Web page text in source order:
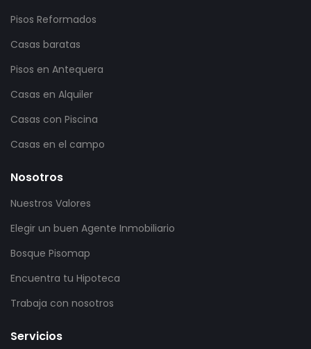
Pisos Reformados
Casas baratas
Pisos en Antequera
Casas en Alquiler
Casas con Piscina
Casas en el campo
Nosotros
Nuestros Valores
Elegir un buen Agente Inmobiliario
Bosque Pisomap
Encuentra tu Hipoteca
Trabaja con nosotros
Servicios